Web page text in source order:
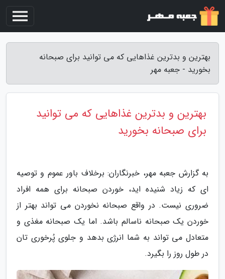
بهترین و بدترین غذاهایی که می توانید برای صبحانه
بخورید - جعبه مهر
بهترین و بدترین غذاهایی که می توانید
برای صبحانه بخورید
به گزارش جعبه مهر، خبرنگاران: برخلاف باور عموم و توصیه
ای که زیاد شنیده اید، خوردن صبحانه برای همه افراد
ضروری نیست. در واقع صبحانه نخوردن می تواند بهتر از
خوردن یک صبحانه ناسالم باشد. اما یک صبحانه مغذی و
متعادل می تواند به شما انرژی بدهد و جلوی پُرخوری تان
در طول روز را بگیرد.